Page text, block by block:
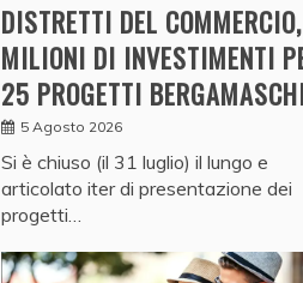
DISTRETTI DEL
MILIONI DI INVESTIMENTI
25 PROGETTI
5 Agosto 2026
Si è chiuso (il 31 luglio) il lungo e
articolato iter di presentazione dei
progetti…